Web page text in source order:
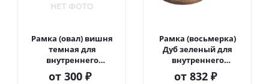
Рамка (овал) вишня
темная для
внутреннего
монтажа
от 300 ₽
Рамка (восьмерка)
Дуб зеленый для
внутреннего
монтажа
от 832 ₽